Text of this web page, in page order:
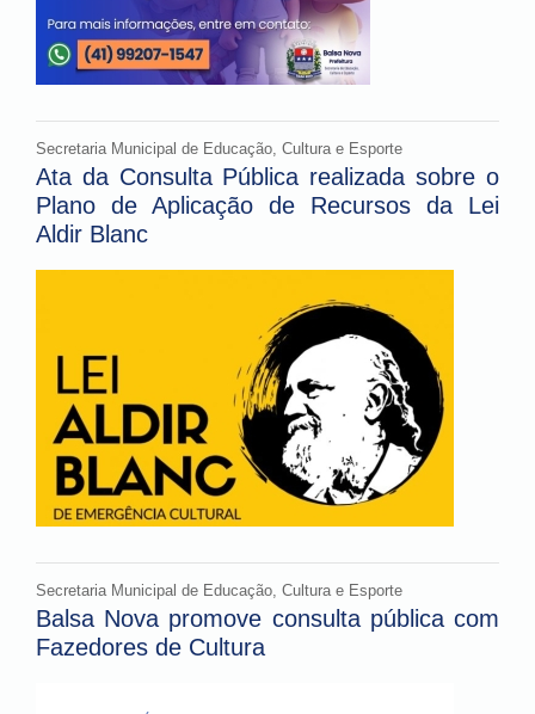
Secretaria Municipal de Educação, Cultura e Esporte
Ata da Consulta Pública realizada sobre o
Plano de Aplicação de Recursos da Lei
Aldir Blanc
Secretaria Municipal de Educação, Cultura e Esporte
Balsa Nova promove consulta pública com
Fazedores de Cultura